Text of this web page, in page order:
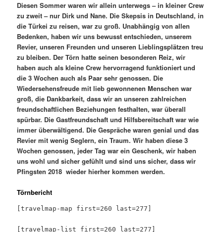
Diesen Sommer waren wir allein unterwegs – in kleiner Crew
zu zweit – nur Dirk und Nane. Die Skepsis in Deutschland, in
die Türkei zu reisen, war zu groß. Unabhängig von allen
Bedenken, haben wir uns bewusst entschieden, unserem
Revier, unseren Freunden und unseren Lieblingsplätzen treu
zu bleiben. Der Törn hatte seinen besonderen Reiz, wir
haben auch als kleine Crew hervorragend funktioniert und
die 3 Wochen auch als Paar sehr genossen. Die
Wiedersehensfreude mit lieb gewonnenen Menschen war
groß, die Dankbarkeit, dass wir an unseren zahlreichen
freundschaftlichen Beziehungen festhalten, war überall
spürbar. Die Gastfreundschaft und Hilfsbereitschaft war wie
immer überwältigend. Die Gespräche waren genial und das
Revier mit wenig Seglern, ein Traum. Wir haben diese 3
Wochen genossen, jeder Tag war ein Geschenk, wir haben
uns wohl und sicher gefühlt und sind uns sicher, dass wir
Pfingsten 2018 wieder hierher kommen werden.
Törnbericht
[travelmap-map first=260 last=277]
[travelmap-list first=260 last=277]